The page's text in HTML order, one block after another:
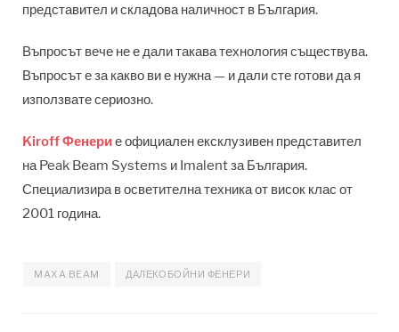
представител и складова наличност в България.
Въпросът вече не е дали такава технология съществува.
Въпросът е за какво ви е нужна — и дали сте готови да я
използвате сериозно.
Kiroff Фенерие официален ексклузивен представител
на Peak Beam Systems и Imalent за България.
Специализира в осветителна техника от висок клас от
2001 година.
MAXA BEAM ДАЛЕКОБОЙНИ ФЕНЕРИ